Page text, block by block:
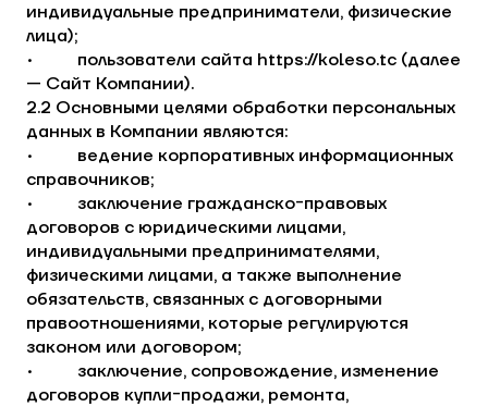
индивидуальные предприниматели, физические
лица);
• пользователи сайта https://koleso.tc (далее
— Сайт Компании).
2.2 Основными целями обработки персональных
данных в Компании являются:
• ведение корпоративных информационных
справочников;
• заключение гражданско-правовых
договоров с юридическими лицами,
индивидуальными предпринимателями,
физическими лицами, а также выполнение
обязательств, связанных с договорными
правоотношениями, которые регулируются
законом или договором;
• заключение, сопровождение, изменение
договоров купли-продажи, ремонта,